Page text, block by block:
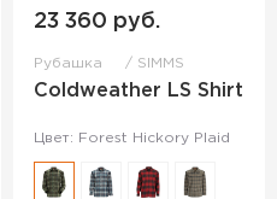
23 360 руб.
Рубашка SIMMS
Coldweather LS Shirt
Цвет: Forest Hickory Plaid